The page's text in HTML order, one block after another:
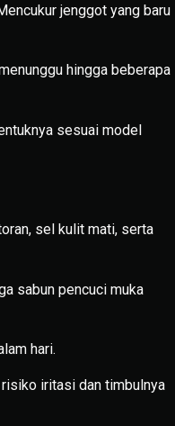
jenggot yang baru
hingga beberapa
sesuai model
sel kulit mati, serta
sabun pencuci muka
hari.
iritasi dan timbulnya